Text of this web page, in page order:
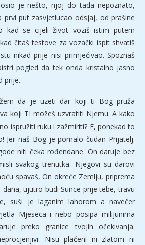
je nešto, njoj do tada nepoznato,
put zasvjetlucao odsjaj, od prašine
kad se cijeli život voziš istim putem
čitaš testove za vozački ispit shvatiš
nikad prije nisi primjećivao. Spoznaš
pogled da tek onda kristalno jasno
prije.
da je uzeti dar koji ti Bog pruža
koji TI možeš uzvratiti Njemu. A kako
ispružiti ruku i zažmiriti? E, ponekad to
Jer naš Bog je pomalo čudan Prijatelj.
niti čeka rođendane. On daruje bez
svakog trenutka. Njegovi su darovi
spavaš, On okreće Zemlju, priprema
ujutro budi Sunce prije tebe, travu
suši je laganim lahorom a navečer
Mjeseca i nebo posipa milijunima
preko granice tvojih očekivanja.
Nisu plaćeni ni zlatom ni